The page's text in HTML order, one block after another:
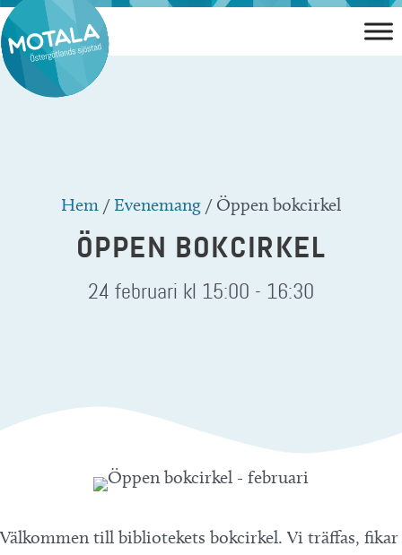
Hoppa
till
innehåll
Hem /Evenemang / Öppen bokcirkel
ÖPPEN BOKCIRKEL
24 februari kl 15:00 - 16:30
Välkommen till bibliotekets bokcirkel. Vi träffas, fikar